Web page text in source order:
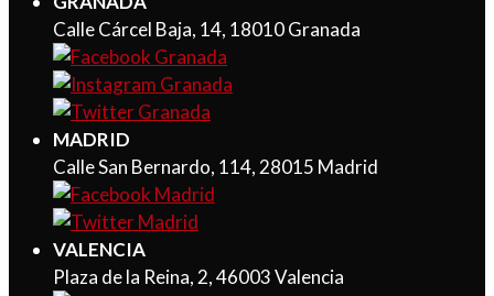
Calle Cárcel Baja, 14, 18010 Granada
MADRID
Calle San Bernardo, 114, 28015 Madrid
VALENCIA
Plaza de la Reina, 2, 46003 Valencia